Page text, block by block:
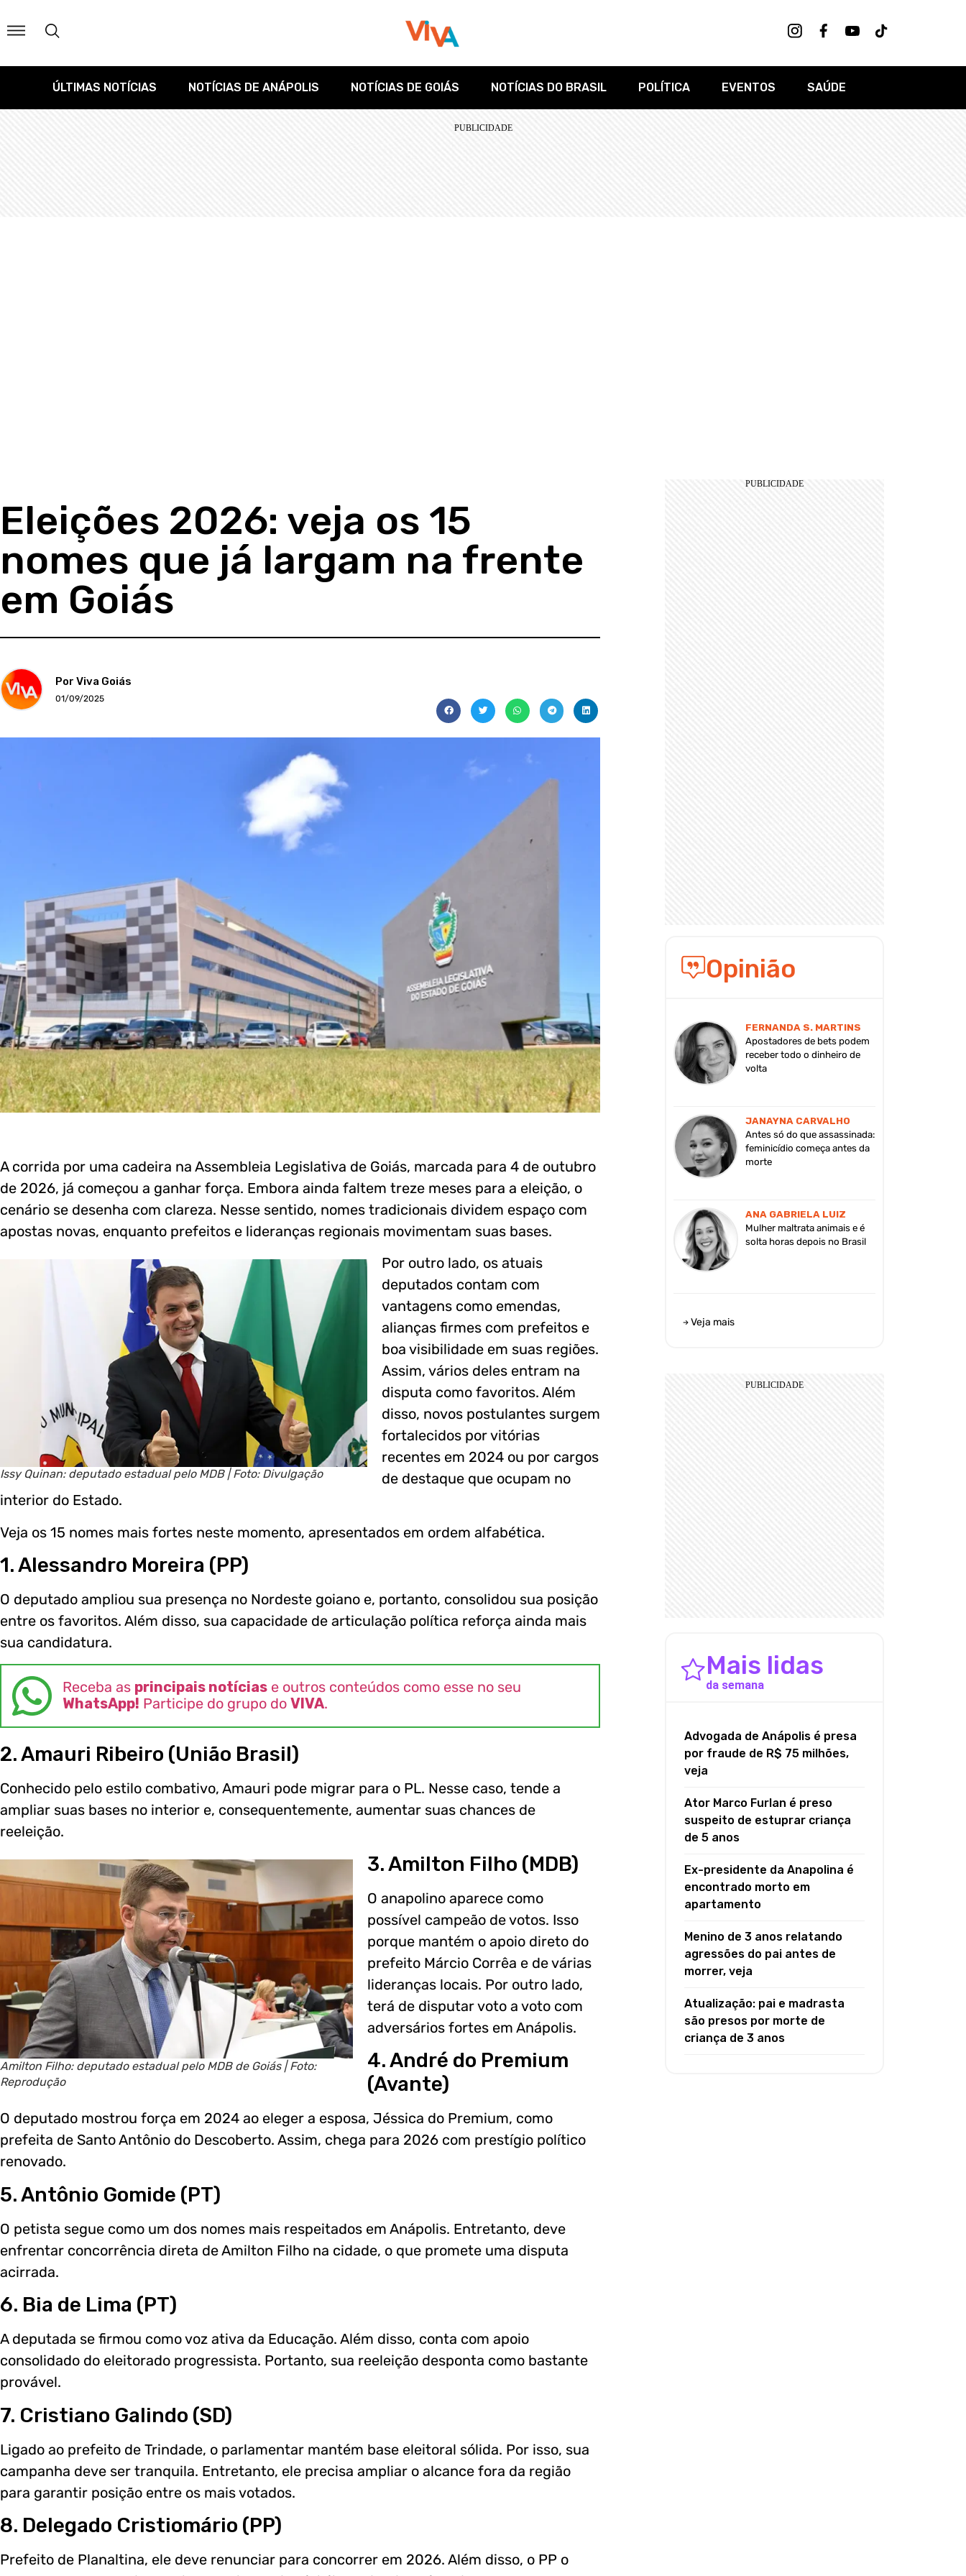
ÚLTIMAS NOTÍCIAS NOTÍCIAS DE ANÁPOLIS NOTÍCIAS DE GOIÁS NOTÍCIAS DO BRASIL POLÍTICA EVENTOS SAÚDE
Eleições 2026: veja os 15
nomes que já largam na frente
em Goiás
Por Viva Goiás
01/09/2025
A corrida por uma cadeira na Assembleia Legislativa de Goiás, marcada para 4 de outubro
de 2026, já começou a ganhar força. Embora ainda faltem treze meses para a eleição, o
cenário se desenha com clareza. Nesse sentido, nomes tradicionais dividem espaço com
apostas novas, enquanto prefeitos e lideranças regionais movimentam suas bases.
Issy Quinan: deputado estadual pelo MDB | Foto: Divulgação
Por outro lado, os atuais
deputados contam com
vantagens como emendas,
alianças firmes com prefeitos e
boa visibilidade em suas regiões.
Assim, vários deles entram na
disputa como favoritos. Além
disso, novos postulantes surgem
fortalecidos por vitórias
recentes em 2024 ou por cargos
de destaque que ocupam no
interior do Estado.
Veja os 15 nomes mais fortes neste momento, apresentados em ordem alfabética.
1. Alessandro Moreira (PP)
O deputado ampliou sua presença no Nordeste goiano e, portanto, consolidou sua posição
entre os favoritos. Além disso, sua capacidade de articulação política reforça ainda mais
sua candidatura.
Receba as principais notícias e outros conteúdos como esse no seu
WhatsApp! Participe do grupo do VIVA.
2. Amauri Ribeiro (União Brasil)
Conhecido pelo estilo combativo, Amauri pode migrar para o PL. Nesse caso, tende a
ampliar suas bases no interior e, consequentemente, aumentar suas chances de
reeleição.
Amilton Filho: deputado estadual pelo MDB de Goiás | Foto:
Reprodução
3. Amilton Filho (MDB)
O anapolino aparece como
possível campeão de votos. Isso
porque mantém o apoio direto do
prefeito Márcio Corrêa e de várias
lideranças locais. Por outro lado,
terá de disputar voto a voto com
adversários fortes em Anápolis.
4. André do Premium
(Avante)
O deputado mostrou força em 2024 ao eleger a esposa, Jéssica do Premium, como
prefeita de Santo Antônio do Descoberto. Assim, chega para 2026 com prestígio político
renovado.
5. Antônio Gomide (PT)
O petista segue como um dos nomes mais respeitados em Anápolis. Entretanto, deve
enfrentar concorrência direta de Amilton Filho na cidade, o que promete uma disputa
acirrada.
6. Bia de Lima (PT)
A deputada se firmou como voz ativa da Educação. Além disso, conta com apoio
consolidado do eleitorado progressista. Portanto, sua reeleição desponta como bastante
provável.
7. Cristiano Galindo (SD)
Ligado ao prefeito de Trindade, o parlamentar mantém base eleitoral sólida. Por isso, sua
campanha deve ser tranquila. Entretanto, ele precisa ampliar o alcance fora da região
para garantir posição entre os mais votados.
8. Delegado Cristiomário (PP)
Prefeito de Planaltina, ele deve renunciar para concorrer em 2026. Além disso, o PP o
Opinião
FERNANDA S. MARTINS
Apostadores de bets podem
receber todo o dinheiro de
volta
JANAYNA CARVALHO
Antes só do que assassinada:
feminicídio começa antes da
morte
ANA GABRIELA LUIZ
Mulher maltrata animais e é
solta horas depois no Brasil
Veja mais
Mais lidas
da semana
Advogada de Anápolis é presa
por fraude de R$ 75 milhões,
veja
Ator Marco Furlan é preso
suspeito de estuprar criança
de 5 anos
Ex-presidente da Anapolina é
encontrado morto em
apartamento
Menino de 3 anos relatando
agressões do pai antes de
morrer, veja
Atualização: pai e madrasta
são presos por morte de
criança de 3 anos